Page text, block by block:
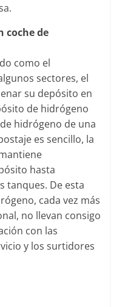
coche de
como el
sectores, el
su depósito en
de hidrógeno
hidrógeno de una
es sencillo, la
hasta
tanques. De esta
cada vez más
no llevan consigo
con las
y los surtidores